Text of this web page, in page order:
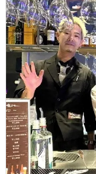
髪型・髪色自由 交通費